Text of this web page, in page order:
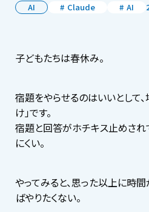
AI Claude AI
子どもたちは春休み。
宿題をやらせるのはいいとして
け」です。
宿題と回答がホチキス止めされ
にくい。
やってみると、思った以上に時間
ばやりたくない。